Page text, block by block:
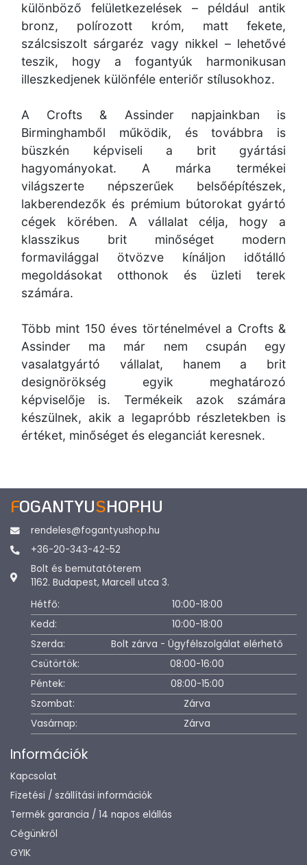
különböző felületkezelések – például antik
bronz, polírozott króm, matt fekete,
szálcsiszolt sárgaréz vagy nikkel – lehetővé
teszik, hogy a fogantyúk harmonikusan
illeszkedjenek különféle enteriőr stílusokhoz.
A Crofts & Assinder napjainkban is
Birminghamből működik, és továbbra is
büszkén képviseli a brit gyártási
hagyományokat. A márka termékei
világszerte népszerűek belsőépítészek,
lakberendezők és prémium bútorokat gyártó
cégek körében. A vállalat célja, hogy a
klasszikus brit minőséget modern
formavilággal ötvözve kínáljon időtálló
megoldásokat otthonok és üzleti terek
számára.
Több mint 150 éves történelmével a Crofts &
Assinder ma már nem csupán egy
vasalatgyártó vállalat, hanem a brit
designörökség egyik meghatározó
képviselője is. Termékeik azok számára
készülnek, akik a legapróbb részletekben is
értéket, minőséget és eleganciát keresnek.
FOGANTYUSHOP.HU
rendeles@fogantyushop.hu
+36-20-343-42-52
Bolt és bemutatóterem
1162. Budapest, Marcell utca 3.
Hétfő:
10:00-18:00
Kedd:
10:00-18:00
Szerda:
Bolt zárva - Ügyfélszolgálat elérhető
Csütörtök:
08:00-16:00
Péntek:
08:00-15:00
Szombat:
Zárva
Vasárnap:
Zárva
Információk
Kapcsolat
Fizetési / szállítási információk
Termék garancia / 14 napos elállás
Cégünkről
GYIK